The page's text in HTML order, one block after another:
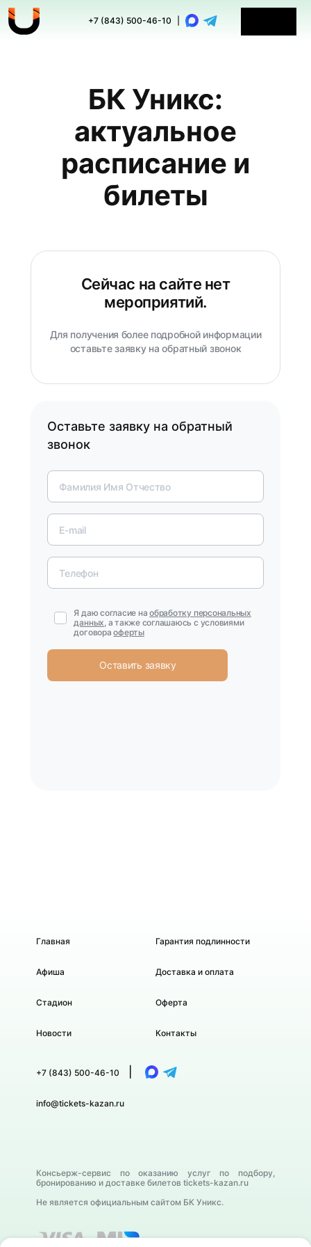
+7 (843) 500-46-10
БК Уникс:
актуальное
расписание и
билеты
Сейчас на сайте нет
мероприятий.
Для получения более подробной информации
оставьте заявку на обратный звонок
Оставьте заявку на обратный
звонок
Я даю согласие наобработку персональных
данных, а также соглашаюсь с условиями
договораоферты
Оставить заявку
Главная
Афиша
Стадион
Новости
Гарантия подлинности
Доставка и оплата
Оферта
Контакты
+7 (843) 500-46-10
info@tickets-kazan.ru
Консьерж-сервис по оказанию услуг по подбору,
бронированию и доставке билетов tickets-kazan.ru
Не является официальным сайтом БК Уникс.